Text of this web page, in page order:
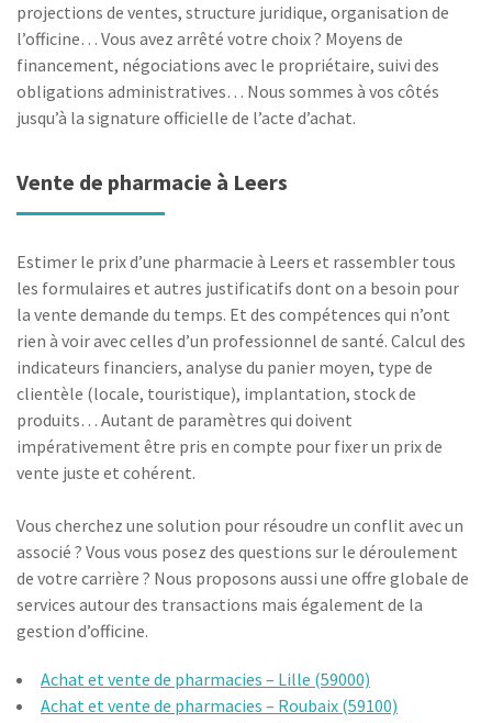
projections de ventes, structure juridique, organisation de
l’officine… Vous avez arrêté votre choix ? Moyens de
financement, négociations avec le propriétaire, suivi des
obligations administratives… Nous sommes à vos côtés
jusqu’à la signature officielle de l’acte d’achat.
Vente de pharmacie à Leers
Estimer le prix d’une pharmacie à Leers et rassembler tous
les formulaires et autres justificatifs dont on a besoin pour
la vente demande du temps. Et des compétences qui n’ont
rien à voir avec celles d’un professionnel de santé. Calcul des
indicateurs financiers, analyse du panier moyen, type de
clientèle (locale, touristique), implantation, stock de
produits… Autant de paramètres qui doivent
impérativement être pris en compte pour fixer un prix de
vente juste et cohérent.
Vous cherchez une solution pour résoudre un conflit avec un
associé ? Vous vous posez des questions sur le déroulement
de votre carrière ? Nous proposons aussi une offre globale de
services autour des transactions mais également de la
gestion d’officine.
Achat et vente de pharmacies – Lille (59000)
Achat et vente de pharmacies – Roubaix (59100)